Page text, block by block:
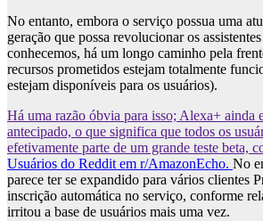
No entanto, embora o serviço possua uma
geração que possa revolucionar os
conhecemos, há um longo caminho pela
recursos prometidos estejam totalmente
estejam disponíveis para os usuários).
Há uma razão óbvia para isso; Alexa+ ainda
antecipado, o que significa que todos os
efetivamente parte de um grande teste beta,
Usuários do Reddit em r/AmazonEcho. No
parece ter se expandido para vários clientes
inscrição automática no serviço, conforme
irritou a base de usuários mais uma vez.